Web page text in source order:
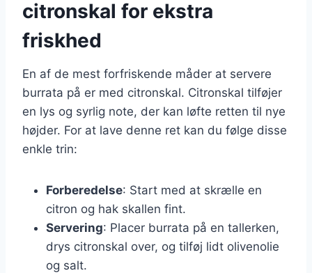
citronskal for ekstra
friskhed
En af de mest forfriskende måder at servere
burrata på er med citronskal. Citronskal tilføjer
en lys og syrlig note, der kan løfte retten til nye
højder. For at lave denne ret kan du følge disse
enkle trin:
Forberedelse: Start med at skrælle en
citron og hak skallen fint.
Servering: Placer burrata på en tallerken,
drys citronskal over, og tilføj lidt olivenolie
og salt.